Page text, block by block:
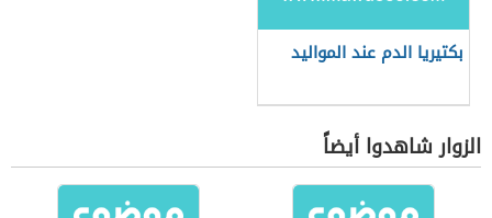
بكتيريا الدم عند المواليد
الزوار شاهدوا أيضاً